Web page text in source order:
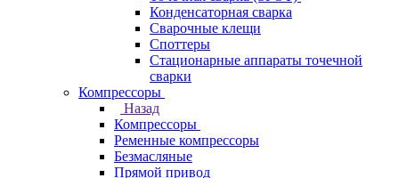
Конденсаторная сварка
Сварочные клещи
Споттеры
Стационарные аппараты точечной
сварки
Компрессоры
Назад
Компрессоры
Ременные компрессоры
Безмасляные
Прямой привод